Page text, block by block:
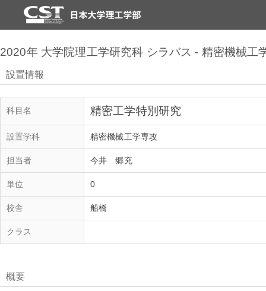
2020年 大学院理工学研究科 シラバス - 精密機械工
設置情報
科目名 精密工学特別研究
設置学科 精密機械工学専攻
担当者 今井 郷充
単位 0
校舎 船橋
クラス
概要